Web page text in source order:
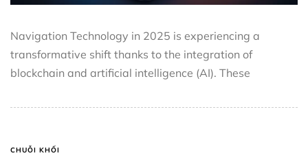
Navigation Technology in 2025 is experiencing a
transformative shift thanks to the integration of
blockchain and artificial intelligence (AI). These
CHUỖI KHỐI